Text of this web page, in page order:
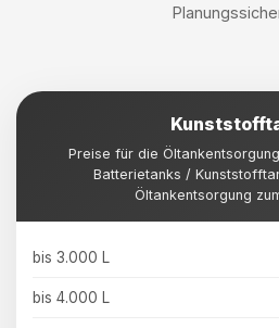
Preise für die
Batterietanks /
Öltankentsorgung
bis 3.000 L
bis 4.000 L